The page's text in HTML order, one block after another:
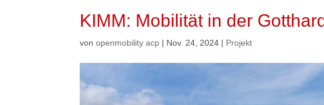
KIMM: Mobilität in der
vonopenmobility acp | Nov. 24, 2024 | Projekt